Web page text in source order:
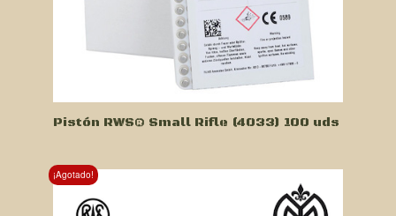
Pistón RWS® Small Rifle (4033) 100 uds
¡Agotado!